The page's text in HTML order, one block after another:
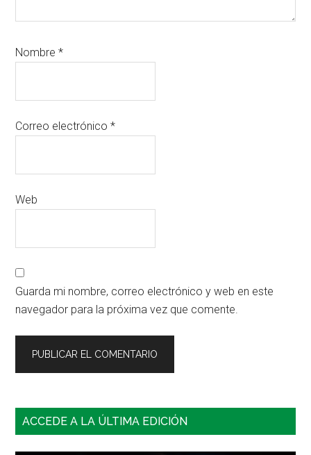
Nombre*
Correo electrónico*
Web
Guarda mi nombre, correo electrónico y web en este
navegador para la próxima vez que comente.
Barra
ACCEDE A LA ÚLTIMA EDICIÓN